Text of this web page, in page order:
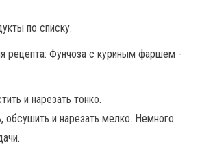
по списку.
и нарезать тонко.
обсушить и нарезать мелко. Немного